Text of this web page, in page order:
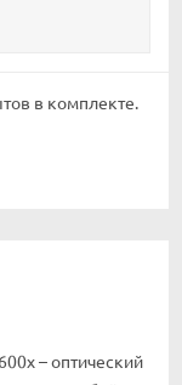
в комплекте.
– оптический